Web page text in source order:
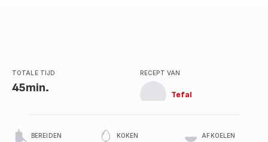
TOTALE TIJD
45min.
RECEPT VAN
Tefal
BEREIDEN KOKEN AFKOELEN